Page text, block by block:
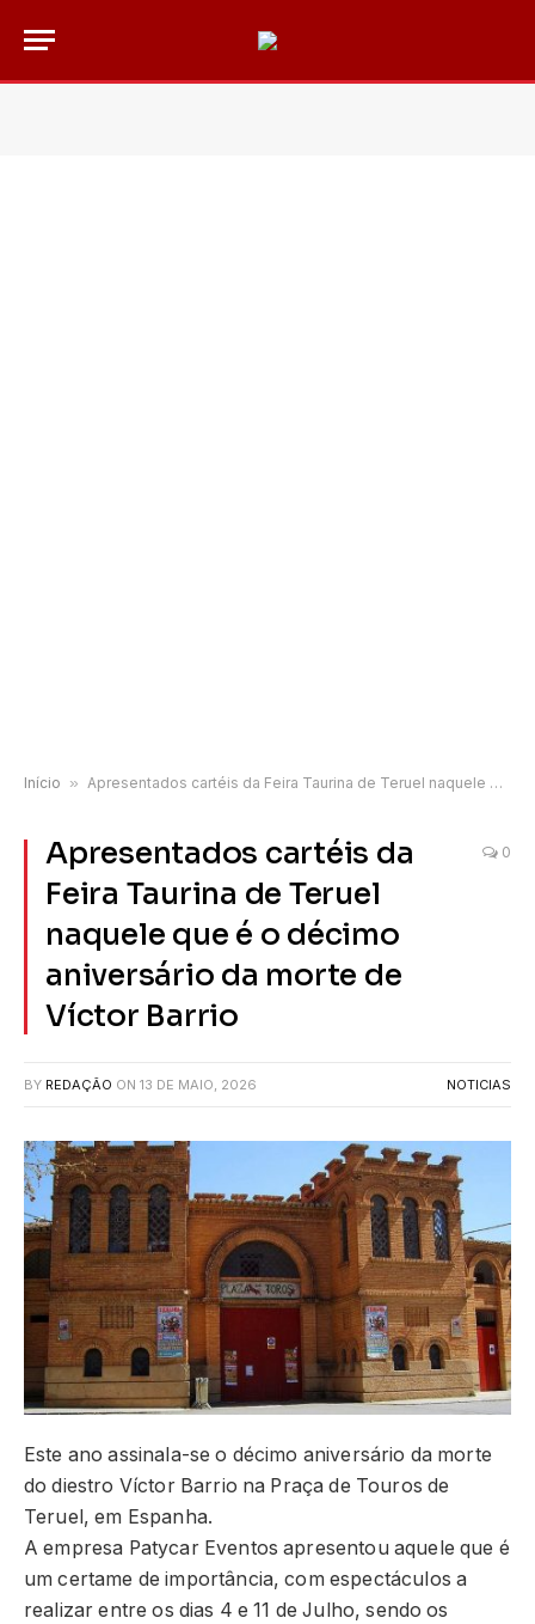
Início » Apresentados cartéis da Feira Taurina de Teruel naquele que é o décimo aniversário da morte de Víctor Barrio
Apresentados cartéis da
Feira Taurina de Teruel
naquele que é o décimo
aniversário da morte de
Víctor Barrio
0
BY REDAÇÃO ON 13 DE MAIO, 2026 NOTICIAS
Este ano assinala-se o décimo aniversário da morte
do diestro Víctor Barrio na Praça de Touros de
Teruel, em Espanha.
A empresa Patycar Eventos apresentou aquele que é
um certame de importância, com espectáculos a
realizar entre os dias 4 e 11 de Julho, sendo os